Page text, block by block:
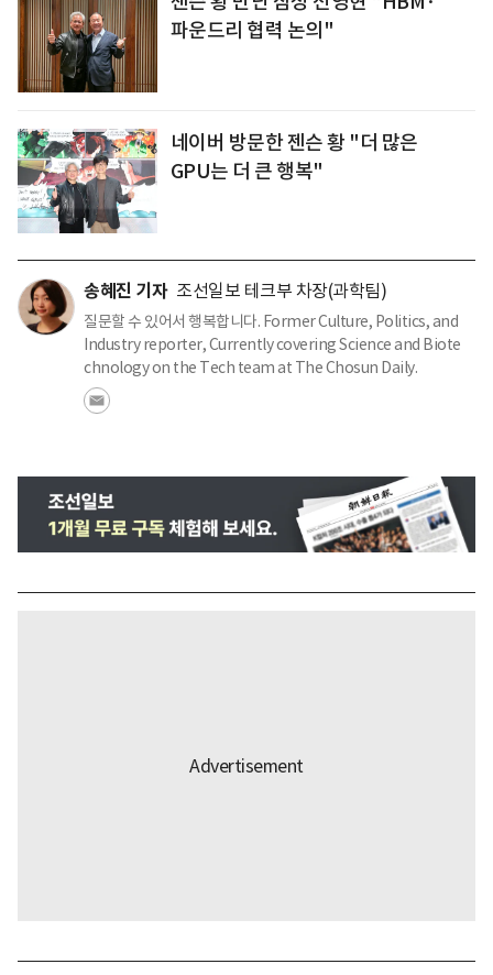
파운드리 협력 논의"
네이버 방문한 젠슨 황 "더 많은
GPU는 더 큰 행복"
송혜진 기자 조선일보 테크부 차장(과학팀)
질문할 수 있어서 행복합니다. Former Culture, Politics, and
Industry reporter, Currently covering Science and Biote
chnology on the Tech team at The Chosun Daily.